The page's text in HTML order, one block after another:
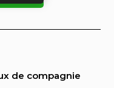
de compagnie